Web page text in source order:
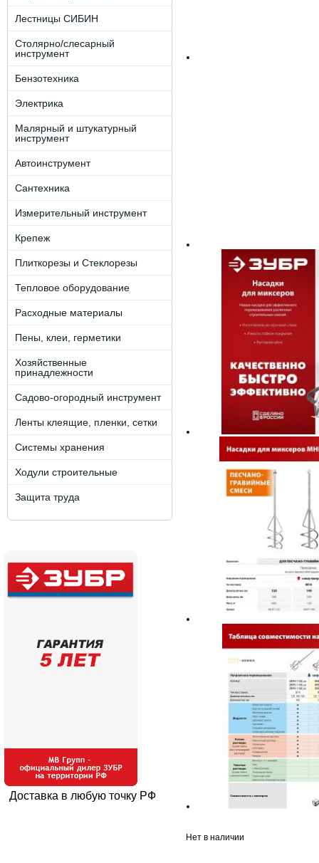
Лестницы СИБИН
Столярно/слесарный
инструмент
Бензотехника
Электрика
Малярный и штукатурный
инструмент
Автоинструмент
Сантехника
Измерительный инструмент
Крепеж
Плиткорезы и Стеклорезы
Тепловое оборудование
Расходные материалы
Пены, клеи, герметики
Хозяйственные
принадлежности
Садово-огородный инструмент
Ленты клеящие, пленки, сетки
Системы хранения
Ходули строительные
Защита труда
Доставка в любую точку РФ
Нет в наличии